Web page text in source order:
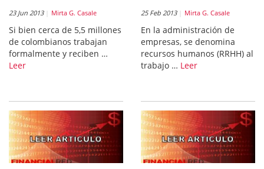
23 Jun 2013 Mirta G. Casale
Si bien cerca de 5,5 millones
de colombianos trabajan
formalmente y reciben …
Leer
25 Feb 2013 Mirta G. Casale
En la administración de
empresas, se denomina
recursos humanos (RRHH) al
trabajo … Leer